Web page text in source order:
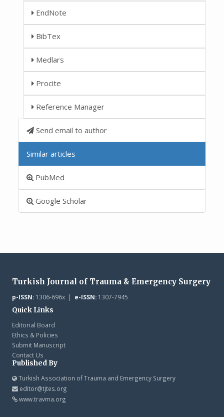
EndNote
BibTex
Medlars
Procite
Reference Manager
Send email to author
Similar articles
PubMed
Google Scholar
Turkish Journal of Trauma & Emergency Surgery
p-ISSN:1306-696x | e-ISSN:1307-7945
Quick Links
Editorial Board
Ethics & Policies
Submit Manuscript
Contact Us
Published By
Turkish Association of Trauma and Emergency Surgery
editor@tjtes.org
www.travma.org